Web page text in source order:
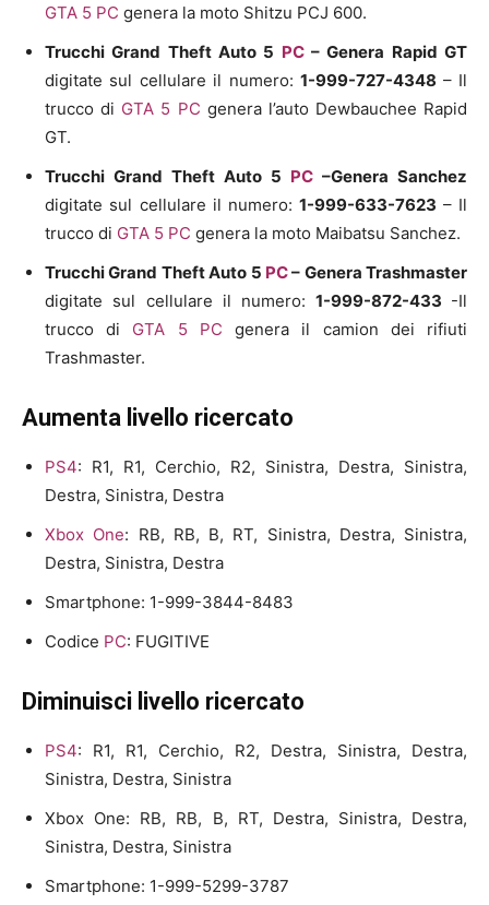
GTA 5 PC genera la moto Shitzu PCJ 600.
Trucchi Grand Theft Auto 5 PC–Genera Rapid GT
digitate sul cellulare il numero:1-999-727-4348 – Il
trucco di GTA 5 PC genera l’auto Dewbauchee Rapid
GT.
Trucchi Grand Theft Auto 5 PC –Genera Sanchez
digitate sul cellulare il numero:1-999-633-7623 – Il
trucco di GTA 5 PC genera la moto Maibatsu Sanchez.
Trucchi Grand Theft Auto 5 PC– Genera Trashmaster
digitate sul cellulare il numero: 1-999-872-433 -Il
trucco di GTA 5 PC genera il camion dei rifiuti
Trashmaster.
Aumenta livello ricercato
PS4: R1, R1, Cerchio, R2, Sinistra, Destra, Sinistra,
Destra, Sinistra, Destra
Xbox One: RB, RB, B, RT, Sinistra, Destra, Sinistra,
Destra, Sinistra, Destra
Smartphone: 1-999-3844-8483
Codice PC: FUGITIVE
Diminuisci livello ricercato
PS4: R1, R1, Cerchio, R2, Destra, Sinistra, Destra,
Sinistra, Destra, Sinistra
Xbox One: RB, RB, B, RT, Destra, Sinistra, Destra,
Sinistra, Destra, Sinistra
Smartphone: 1-999-5299-3787